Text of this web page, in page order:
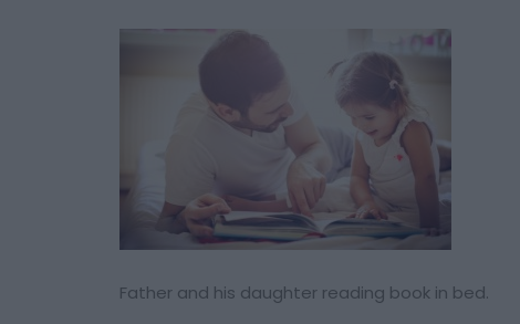
Father and his daughter reading book in bed.